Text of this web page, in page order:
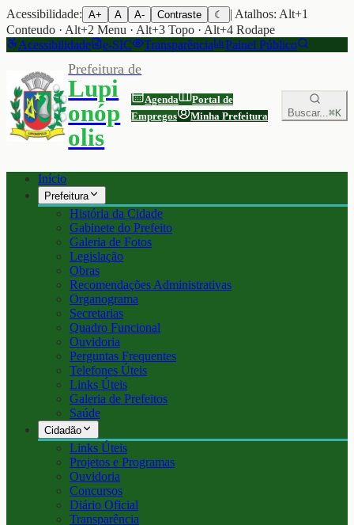
Acessibilidade: A+ A A- Contraste ☾
| Atalhos: Alt+1
Conteudo · Alt+2 Menu · Alt+3 Topo · Alt+4 Rodape
Acessibilidade
e-SIC Transparência Painel Público
Prefeitura de
Lupi
onóp
olis
Agenda
Portal de
Empregos
Minha Prefeitura Buscar...⌘K
Início
Prefeitura
História da Cidade
Gabinete do Prefeito
Galeria de Fotos
Legislação
Obras
Recomendações Administrativas
Organograma
Secretarias
Quadro Funcional
Ouvidoria
Perguntas Frequentes
Telefones Úteis
Links Úteis
Galeria de Prefeitos
Saúde
Cidadão
Links Úteis
Projetos e Programas
Ouvidoria
Concursos
Diário Oficial
Transparência